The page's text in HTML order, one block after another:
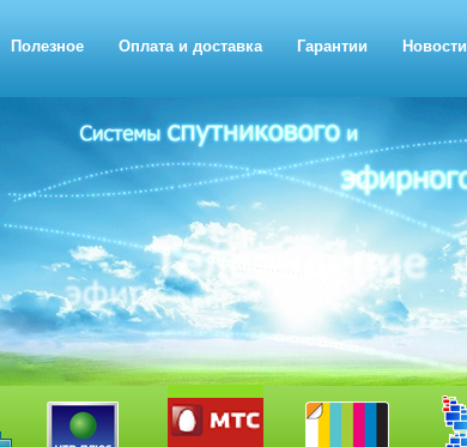
Полезное Оплата и доставка Гарантии Новости